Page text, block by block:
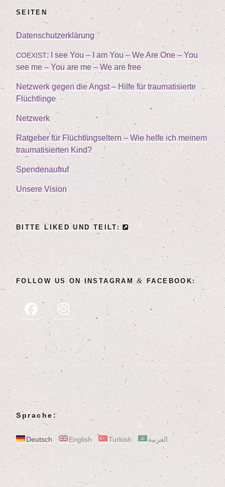
SEI­TEN
Daten­schutz­er­klä­rung
COEXIST: I see You – I am You – We Are One – You
see me – You are me – We are free
Netz­werk gegen die Angst – Hil­fe für trau­ma­ti­sier­te
Flüchtlinge
Netz­werk
Rat­ge­ber für Flücht­lings­el­tern – Wie hel­fe ich mei­nem
trau­ma­ti­sier­ten Kind?
Spen­den­auf­ruf
Unse­re Vision
BIT­TE LIK­ED UND TEILT:
FOL­LOW US ON INSTA­GRAM&FACEBOOK:
Sprache:
Deutsch English Turkish العربية